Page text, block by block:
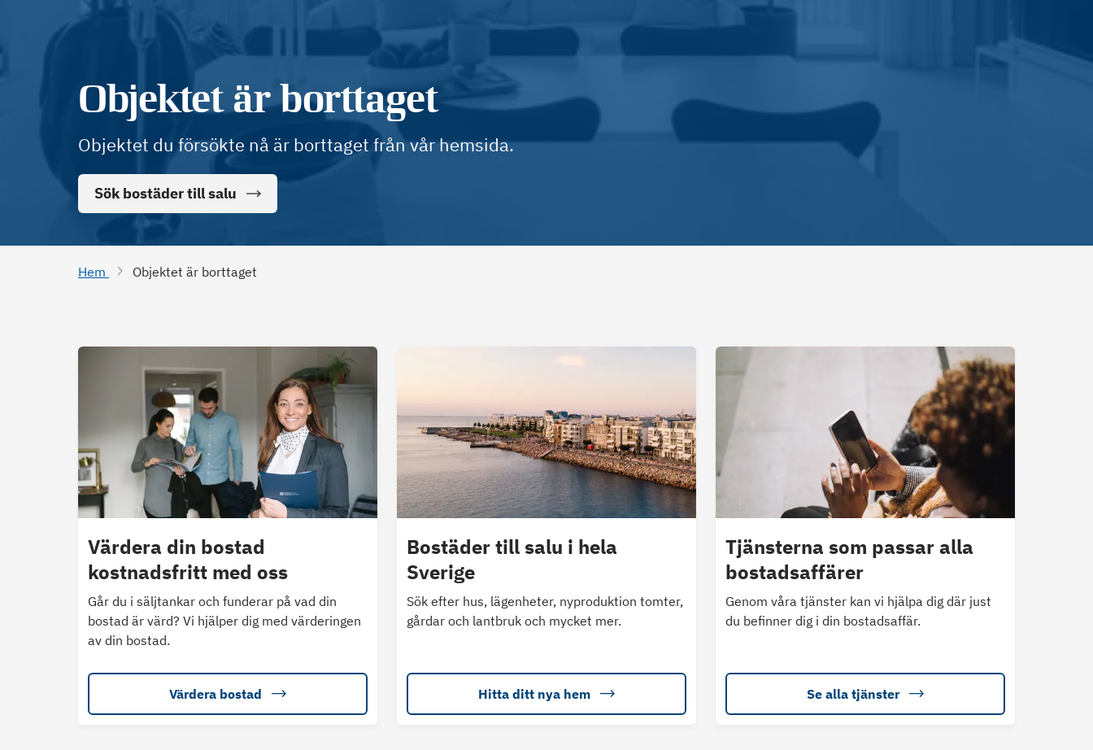
Objektet är borttaget
Objektet du försökte nå är borttaget från vår hemsida.
Sök bostäder till salu
Hem Objektet är borttaget
Värdera din bostad
kostnadsfritt med oss
Går du i säljtankar och funderar på vad din
bostad är värd? Vi hjälper dig med värderingen
av din bostad.
Värdera bostad
Bostäder till salu i hela
Sverige
Sök efter hus, lägenheter, nyproduktion tomter,
gårdar och lantbruk och mycket mer.
Hitta ditt nya hem
Tjänsterna som passar alla
bostadsaffärer
Genom våra tjänster kan vi hjälpa dig där just
du befinner dig i din bostadsaffär.
Se alla tjänster